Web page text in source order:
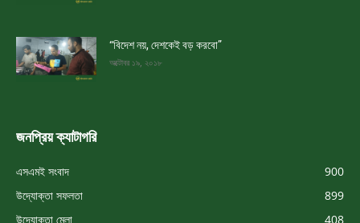
“বিদেশ নয়, দেশকেই বড় করবো”
অক্টোবর ১৯, ২০১৮
জনপ্রিয় ক্যাটাগরি
এসএমই সংবাদ
900
উদ্যোক্তা সফলতা
899
উদ্যোক্তা মেলা
408